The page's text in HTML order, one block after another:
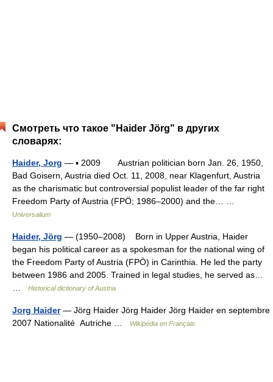
Смотреть что такое "Haider Jörg" в других
словарях:
Haider, Jorg — ▪ 2009 Austrian politician born Jan. 26, 1950,
Bad Goisern, Austria died Oct. 11, 2008, near Klagenfurt, Austria
as the charismatic but controversial populist leader of the far right
Freedom Party of Austria (FPÖ; 1986–2000) and the… …
Universalium
Haider, Jörg — (1950–2008) Born in Upper Austria, Haider
began his political career as a spokesman for the national wing of
the Freedom Party of Austria (FPÖ) in Carinthia. He led the party
between 1986 and 2005. Trained in legal studies, he served as…
Historical dictionary of Austria
Jorg Haider— Jörg Haider Jörg Haider Jörg Haider en septembre
2007 Nationalité Autriche …
Wikipédia en Français